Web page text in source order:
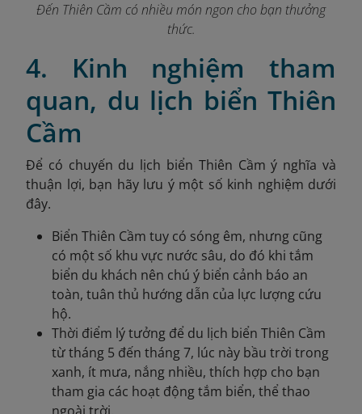
Đến Thiên Cầm có nhiều món ngon cho bạn thưởng
thức.
4. Kinh nghiệm tham
quan, du lịch biển Thiên
Cầm
Để có chuyến du lịch biển Thiên Cầm ý nghĩa và
thuận lợi, bạn hãy lưu ý một số kinh nghiệm dưới
đây.
Biển Thiên Cầm tuy có sóng êm, nhưng cũng
có một số khu vực nước sâu, do đó khi tắm
biển du khách nên chú ý biển cảnh báo an
toàn, tuân thủ hướng dẫn của lực lượng cứu
hộ.
Thời điểm lý tưởng để du lịch biển Thiên Cầm
từ tháng 5 đến tháng 7, lúc này bầu trời trong
xanh, ít mưa, nắng nhiều, thích hợp cho bạn
tham gia các hoạt động tắm biển, thể thao